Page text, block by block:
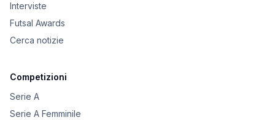
Interviste
Futsal Awards
Cerca notizie
Competizioni
Serie A
Serie A Femminile